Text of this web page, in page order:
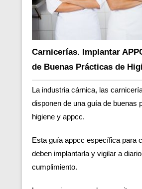
Carnicerías. Implantar
de Buenas Prácticas de
La industria cárnica, las
disponen de una guía de buenas
higiene y appcc.
Esta guía appcc específica para
deben implantarla y vigilar a
cumplimiento.